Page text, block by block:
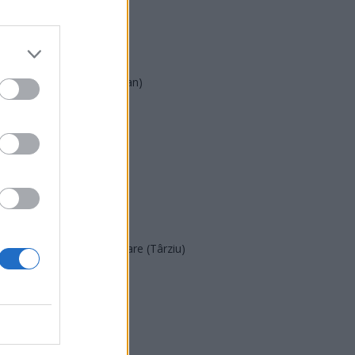
PMP (Tomac)
Forța Dreptei (L. Orban)
SENS
POT (Gavrilă)
Acțiunea Conservatoare (Târziu)
PDF (Lazarus)
PNCR (Terheș)